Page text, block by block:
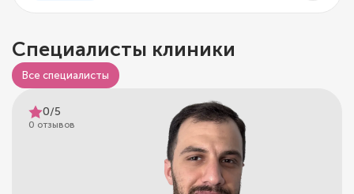
Специалисты клиники
Все специалисты
0/5
0 отзывов